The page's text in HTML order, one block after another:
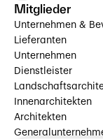
Mitglieder
Unternehmen &
Lieferanten
Unternehmen
Dienstleister
Innenarchitekten
Architekten